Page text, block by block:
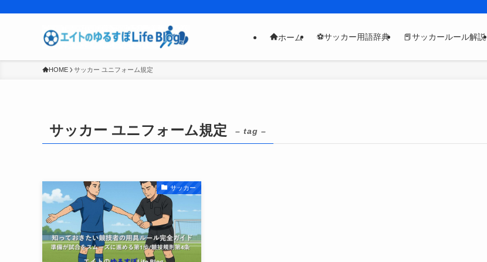
ホーム ⚽サッカー用語辞典 📕サッカールール解説
HOME サッカー ユニフォーム規定
サッカー ユニフォーム規定 – tag –
サッカー